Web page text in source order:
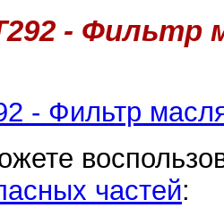
- Фильтр
- Фильтр
частей: